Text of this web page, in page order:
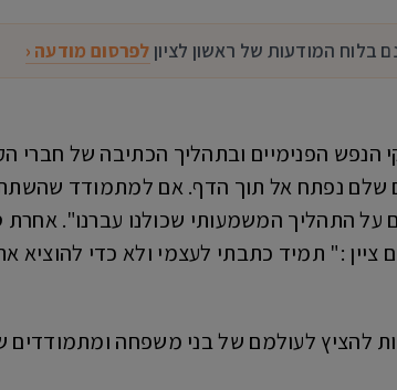
בלוח המודעות של ראשון לציון לפרסום מודעה ‹
הנפש הפנימיים ובתהליך הכתיבה של חברי
שלם נפתח אל תוך הדף. אם למתמודד
על התהליך המשמעותי שכולנו עברנו".
ציין :" תמיד כתבתי לעצמי ולא כדי
להציץ לעולמם של בני משפחה ומתמודדים